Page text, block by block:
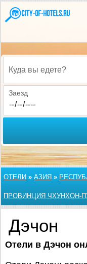
Куда вы едете?
Заезд
ОТЕЛИ » АЗИЯ »
ПРОВИНЦИЯ ЧХУНХОН-
Дэчон
Отели в Дэчон